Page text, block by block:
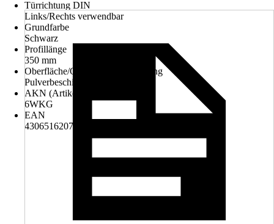
Türrichtung DIN
Links/Rechts verwendbar
Grundfarbe
Schwarz
Profillänge
350 mm
Oberfläche/Oberflächenbehandlung
Pulverbeschichtet
AKN (Artikelkurznummer)
6WKG
EAN
4306516207398